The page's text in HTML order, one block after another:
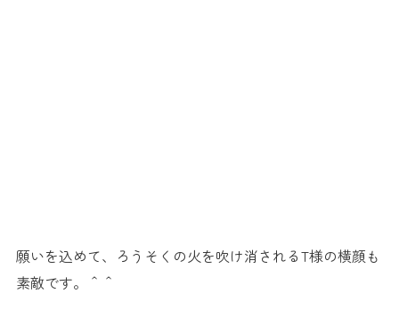
願いを込めて、ろうそくの火を吹け消されるT様の横顔も
素敵です。＾＾